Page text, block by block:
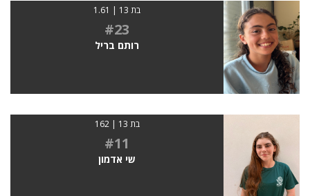
בת 13 | 1.61
#23
רותם בריל
בת 13 | 162
#11
שי אדמון